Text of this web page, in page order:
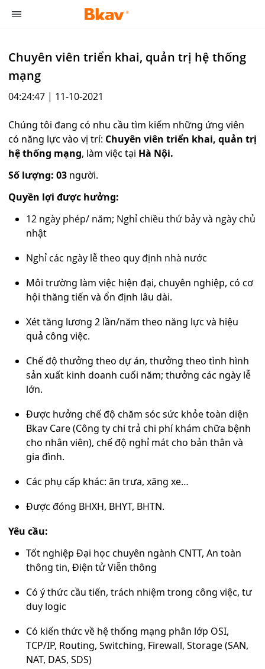
Chuyên viên triển khai, quản trị hệ thống
mạng
04:24:47 | 11-10-2021
Chúng tôi đang có nhu cầu tìm kiếm những ứng viên
có năng lực vào vị trí: Chuyên viên triển khai, quản trị
hệ thống mạng, làm việc tại Hà Nội.
Số lượng: 03 người.
Quyền lợi được hưởng:
12 ngày phép/ năm; Nghỉ chiều thứ bảy và ngày chủ
nhật
Nghỉ các ngày lễ theo quy định nhà nước
Môi trường làm việc hiện đại, chuyên nghiệp, có cơ
hội thăng tiến và ổn định lâu dài.
Xét tăng lương 2 lần/năm theo năng lực và hiệu
quả công việc.
Chế độ thưởng theo dự án, thưởng theo tình hình
sản xuất kinh doanh cuối năm; thưởng các ngày lễ
lớn.
Được hưởng chế độ chăm sóc sức khỏe toàn diện
Bkav Care (Công ty chi trả chi phí khám chữa bệnh
cho nhân viên), chế độ nghỉ mát cho bản thân và
gia đình.
Các phụ cấp khác: ăn trưa, xăng xe…
Được đóng BHXH, BHYT, BHTN.
Yêu cầu:
Tốt nghiệp Đại học chuyên ngành CNTT, An toàn
thông tin, Điện tử Viễn thông
Có ý thức cầu tiến, trách nhiệm trong công việc, tư
duy logic
Có kiến thức về hệ thống mạng phân lớp OSI,
TCP/IP, Routing, Switching, Firewall, Storage (SAN,
NAT, DAS, SDS)